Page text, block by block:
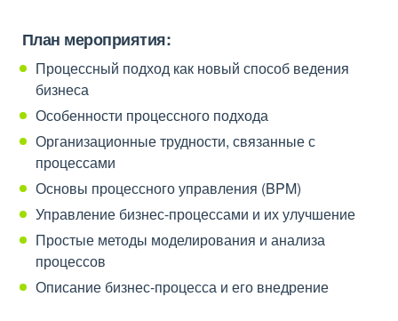
План мероприятия:
Процессный подход как новый способ ведения
бизнеса
Особенности процессного подхода
Организационные трудности, связанные с
процессами
Основы процессного управления (BPM)
Управление бизнес-процессами и их улучшение
Простые методы моделирования и анализа
процессов
Описание бизнес-процесса и его внедрение